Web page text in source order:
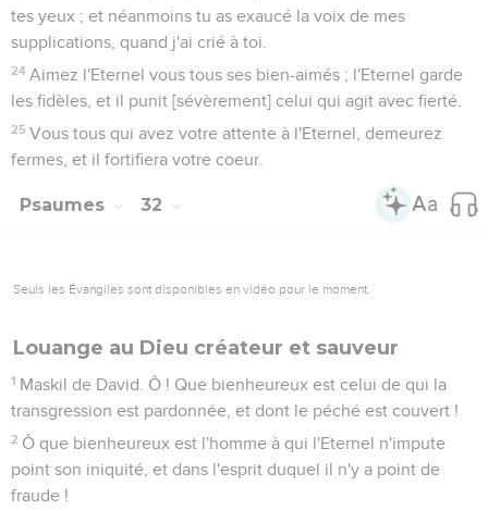
tes yeux ; et néanmoins tu as exaucé la voix de mes
supplications, quand j'ai crié à toi.
24 Aimez l'Eternel vous tous ses bien-aimés ; l'Eternel garde
les fidèles, et il punit [sévèrement] celui qui agit avec fierté.
25 Vous tous qui avez votre attente à l'Eternel, demeurez
fermes, et il fortifiera votre coeur.
Psaumes 32
Seuls les Évangiles sont disponibles en vidéo pour le moment.
Louange au Dieu créateur et sauveur
1 Maskil de David. Ô ! Que bienheureux est celui de qui la
transgression est pardonnée, et dont le péché est couvert !
2 Ô que bienheureux est l'homme à qui l'Eternel n'impute
point son iniquité, et dans l'esprit duquel il n'y a point de
fraude !